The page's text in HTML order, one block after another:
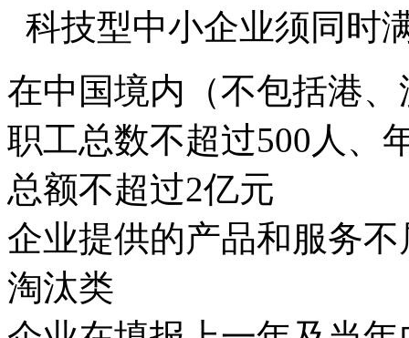
科技型中小企业须同时
在中国境内（不包括港
职工总数不超过500人、
总额不超过2亿元
企业提供的产品和服务
淘汰类